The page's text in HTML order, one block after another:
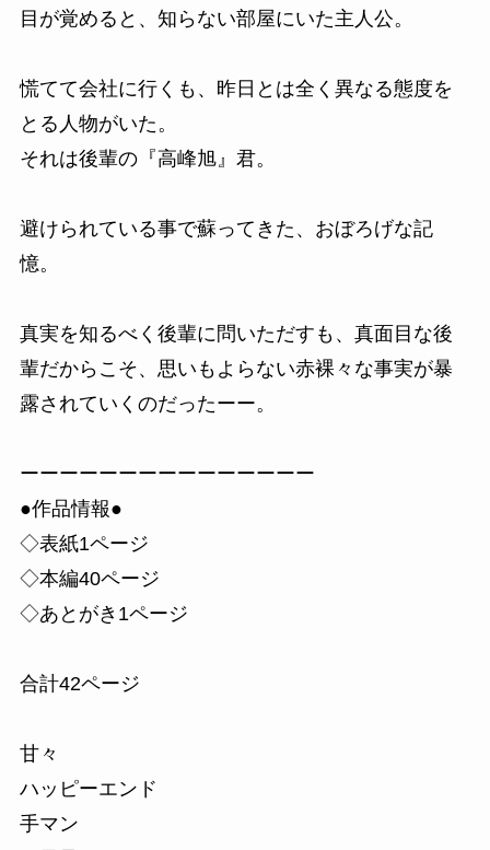
目が覚めると、知らない部屋にいた主人公。
慌てて会社に行くも、昨日とは全く異なる態度を
とる人物がいた。
それは後輩の『高峰旭』君。
避けられている事で蘇ってきた、おぼろげな記
憶。
真実を知るべく後輩に問いただすも、真面目な後
輩だからこそ、思いもよらない赤裸々な事実が暴
露されていくのだったーー。
ーーーーーーーーーーーーーーー
●作品情報●
◇表紙1ページ
◇本編40ページ
◇あとがき1ページ
合計42ページ
甘々
ハッピーエンド
手マン